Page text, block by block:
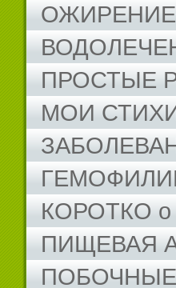
ОЖИРЕНИЕ
ПРОСТЫЕ
МОИ
КОРОТКО
ПИЩЕВАЯ